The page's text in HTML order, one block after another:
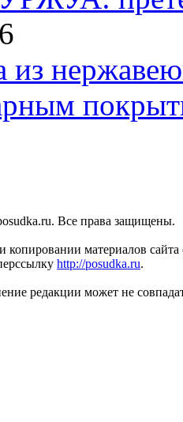
из
Все права защищены.
копировании материалов сайта
http://posudka.ru.
редакции может не